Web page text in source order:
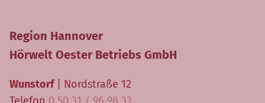
Region Hannover
Hörwelt Oester Betriebs GmbH
Wunstorf| Nordstraße 12